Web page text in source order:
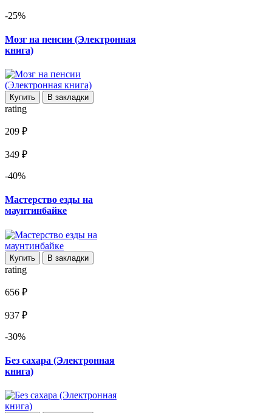
-25%
Мозг на пенсии (Электронная
книга)
Купить В закладки
rating
209 ₽
349 ₽
-40%
Мастерство езды на
маунтинбайке
Купить В закладки
rating
656 ₽
937 ₽
-30%
Без сахара (Электронная
книга)